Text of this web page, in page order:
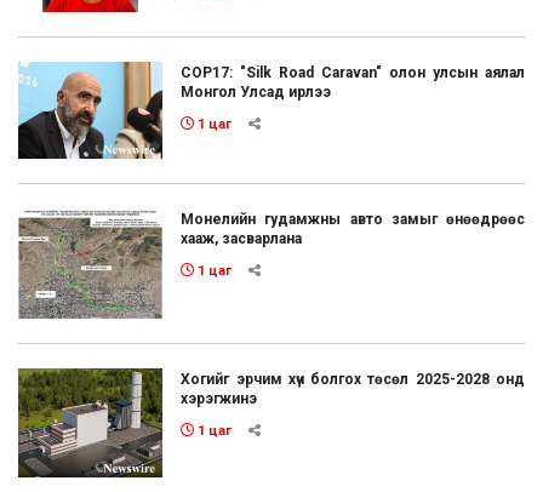
COP17: "Silk Road Caravan" олон улсын аялал
Монгол Улсад ирлээ
1 цаг
Монелийн гудамжны авто замыг өнөөдрөөс
хааж, засварлана
1 цаг
Хогийг эрчим хүч болгох төсөл 2025-2028 онд
хэрэгжинэ
1 цаг